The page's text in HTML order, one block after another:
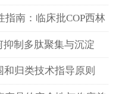
指南：临床批COP西林
抑制多肽聚集与沉淀
归类技术指导原则